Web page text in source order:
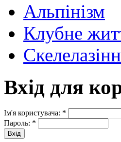
Альпінізм
Клубне
Вхід для
Ім'я користувача: *
Пароль: *